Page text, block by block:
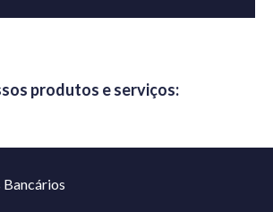
produtos e serviços:
Bancários